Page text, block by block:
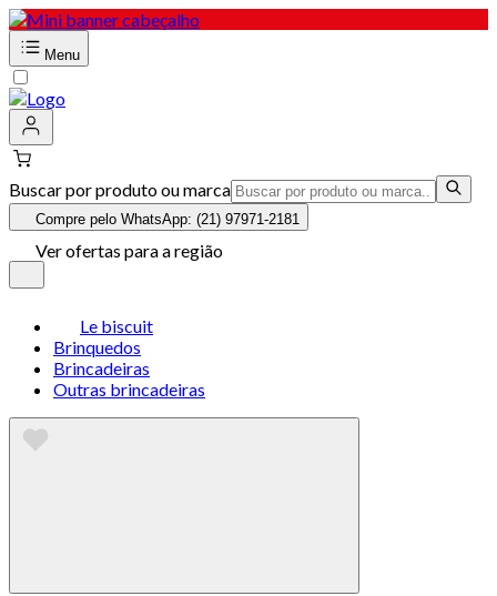
Menu
Buscar por produto ou marca
Compre pelo WhatsApp: (21) 97971-2181
Ver ofertas para a região
Le biscuit
Brinquedos
Brincadeiras
Outras brincadeiras